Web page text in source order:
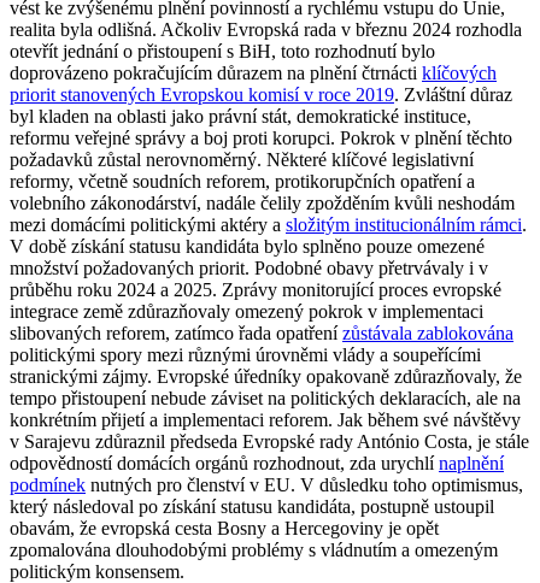
vést ke zvýšenému plnění povinností a rychlému vstupu do Unie,
realita byla odlišná. Ačkoliv Evropská rada v březnu 2024 rozhodla
otevřít jednání o přistoupení s BiH, toto rozhodnutí bylo
doprovázeno pokračujícím důrazem na plnění čtrnácti klíčových
priorit stanovených Evropskou komisí v roce 2019. Zvláštní důraz
byl kladen na oblasti jako právní stát, demokratické instituce,
reformu veřejné správy a boj proti korupci. Pokrok v plnění těchto
požadavků zůstal nerovnoměrný. Některé klíčové legislativní
reformy, včetně soudních reforem, protikorupčních opatření a
volebního zákonodárství, nadále čelily zpožděním kvůli neshodám
mezi domácími politickými aktéry a složitým institucionálním rámci.
V době získání statusu kandidáta bylo splněno pouze omezené
množství požadovaných priorit. Podobné obavy přetrvávaly i v
průběhu roku 2024 a 2025. Zprávy monitorující proces evropské
integrace země zdůrazňovaly omezený pokrok v implementaci
slibovaných reforem, zatímco řada opatřenízůstávala zablokována
politickými spory mezi různými úrovněmi vlády a soupeřícími
stranickými zájmy. Evropské úředníky opakovaně zdůrazňovaly, že
tempo přistoupení nebude záviset na politických deklaracích, ale na
konkrétním přijetí a implementaci reforem. Jak během své návštěvy
v Sarajevu zdůraznil předseda Evropské rady António Costa, je stále
odpovědností domácích orgánů rozhodnout, zda urychlínaplnění
podmínek nutných pro členství v EU. V důsledku toho optimismus,
který následoval po získání statusu kandidáta, postupně ustoupil
obavám, že evropská cesta Bosny a Hercegoviny je opět
zpomalována dlouhodobými problémy s vládnutím a omezeným
politickým konsensem.